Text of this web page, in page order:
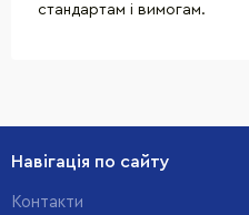
стандартам і вимогам.
Навігація по сайту
Контакти